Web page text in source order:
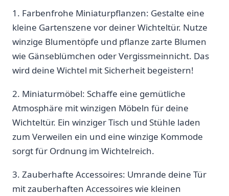
1. Farbenfrohe Miniaturpflanzen: Gestalte eine
kleine Gartenszene vor deiner Wichteltür. Nutze
⁢winzige Blumentöpfe und ‌pflanze zarte Blumen
wie Gänseblümchen oder Vergissmeinnicht.‍ Das
wird deine Wichtel mit Sicherheit ⁢begeistern!
2. Miniaturmöbel: Schaffe eine gemütliche
Atmosphäre mit winzigen ⁤Möbeln für deine⁤
Wichteltür. Ein‌ winziger Tisch und‍ Stühle laden
zum Verweilen ein und eine winzige Kommode
sorgt für Ordnung im Wichtelreich.
3. Zauberhafte ‍Accessoires:⁣ Umrande deine Tür
mit zauberhaften Accessoires wie kleinen